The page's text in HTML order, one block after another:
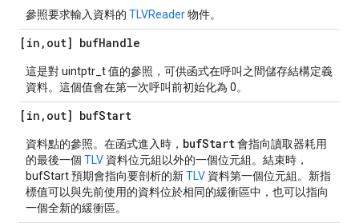
參照要求輸入資料的 TLVReader物件。
[in , out] bufHandle
這是對 uintptr_t 值的參照，可供函式在呼叫之間儲存結構定義
資料。這個值會在第一次呼叫前初始化為 0。
[in , out] bufStart
資料點的參照。在函式進入時， bufStart會指向讀取器耗用
的最後一個 TLV 資料位元組以外的一個位元組。結束時，
bufStart 預期會指向要剖析的新TLV 資料第一個位元組。新指
標值可以與先前使用的資料位於相同的緩衝區中，也可以指向
一個全新的緩衝區。